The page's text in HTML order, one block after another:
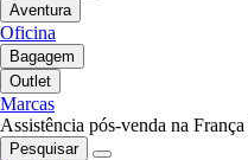
Aventura
Oficina
Bagagem
Outlet
Marcas
Assistência pós-venda na França
Pesquisar